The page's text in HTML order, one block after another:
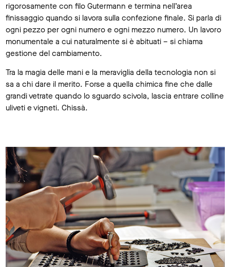
rigorosamente con filo Gutermann e termina nell’area
finissaggio quando si lavora sulla confezione finale. Si parla di
ogni pezzo per ogni numero e ogni mezzo numero. Un lavoro
monumentale a cui naturalmente si è abituati – si chiama
gestione del cambiamento.
Tra la magia delle mani e la meraviglia della tecnologia non si
sa a chi dare il merito. Forse a quella chimica fine che dalle
grandi vetrate quando lo sguardo scivola, lascia entrare colline
uliveti e vigneti. Chissà.